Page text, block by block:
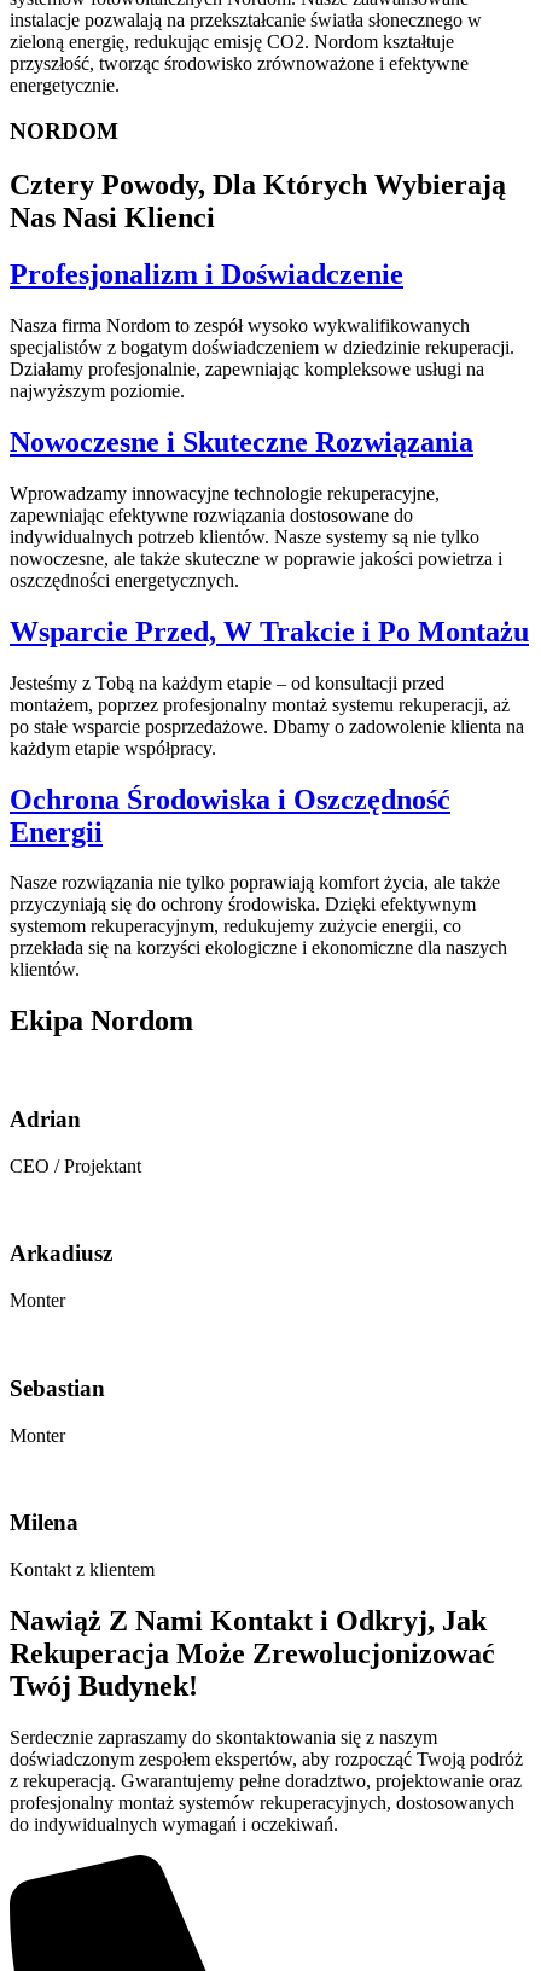
instalacje pozwalają na przekształcanie światła słonecznego w
zieloną energię, redukując emisję CO2. Nordom kształtuje
przyszłość, tworząc środowisko zrównoważone i efektywne
energetycznie.
NORDOM
Cztery Powody, Dla Których Wybierają
Nas Nasi Klienci
Profesjonalizm i Doświadczenie
Nasza firma Nordom to zespół wysoko wykwalifikowanych
specjalistów z bogatym doświadczeniem w dziedzinie rekuperacji.
Działamy profesjonalnie, zapewniając kompleksowe usługi na
najwyższym poziomie.
Nowoczesne i Skuteczne Rozwiązania
Wprowadzamy innowacyjne technologie rekuperacyjne,
zapewniając efektywne rozwiązania dostosowane do
indywidualnych potrzeb klientów. Nasze systemy są nie tylko
nowoczesne, ale także skuteczne w poprawie jakości powietrza i
oszczędności energetycznych.
Wsparcie Przed, W Trakcie i Po Montażu
Jesteśmy z Tobą na każdym etapie – od konsultacji przed
montażem, poprzez profesjonalny montaż systemu rekuperacji, aż
po stałe wsparcie posprzedażowe. Dbamy o zadowolenie klienta na
każdym etapie współpracy.
Ochrona Środowiska i Oszczędność
Energii
Nasze rozwiązania nie tylko poprawiają komfort życia, ale także
przyczyniają się do ochrony środowiska. Dzięki efektywnym
systemom rekuperacyjnym, redukujemy zużycie energii, co
przekłada się na korzyści ekologiczne i ekonomiczne dla naszych
klientów.
Ekipa Nordom
Adrian
CEO / Projektant
Arkadiusz
Monter
Sebastian
Monter
Milena
Kontakt z klientem
Nawiąż Z Nami Kontakt i Odkryj, Jak
Rekuperacja Może Zrewolucjonizować
Twój Budynek!
Serdecznie zapraszamy do skontaktowania się z naszym
doświadczonym zespołem ekspertów, aby rozpocząć Twoją podróż
z rekuperacją. Gwarantujemy pełne doradztwo, projektowanie oraz
profesjonalny montaż systemów rekuperacyjnych, dostosowanych
do indywidualnych wymagań i oczekiwań.